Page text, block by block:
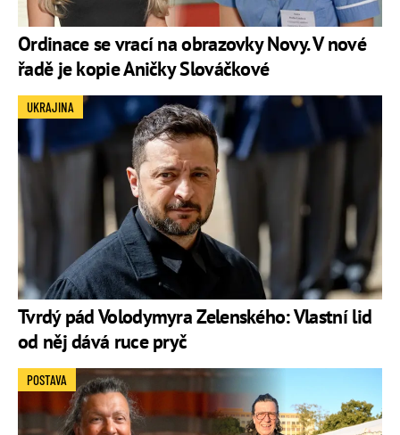
Ordinace se vrací na obrazovky Novy. V nové
řadě je kopie Aničky Slováčkové
Tvrdý pád Volodymyra Zelenského: Vlastní lid
od něj dává ruce pryč
UKRAJINA
POSTAVA